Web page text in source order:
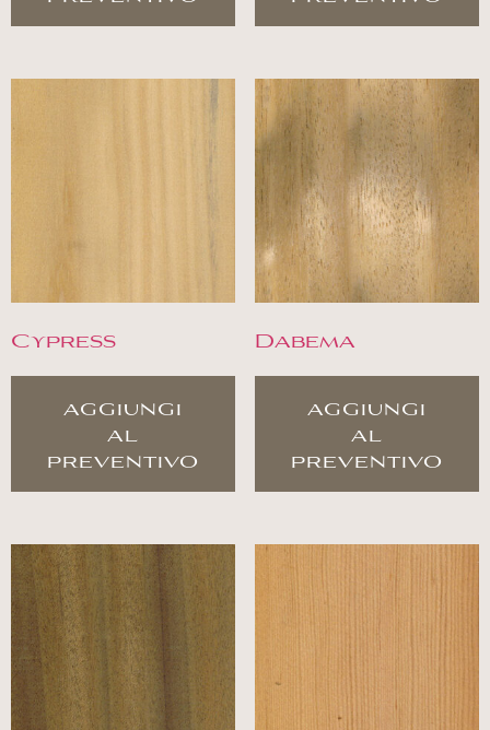
Cypress
aggiungi
al
preventivo
Dabema
aggiungi
al
preventivo